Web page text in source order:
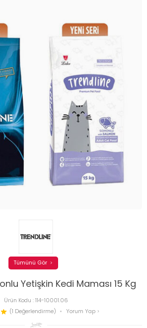
Yetişkin Kedi Maması 15 Kg
Ürün Kodu :114-10001.06
(1 Değerlendirme)
Yorum Yap
Tümünü Gör